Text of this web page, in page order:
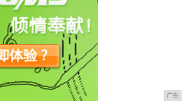
广告